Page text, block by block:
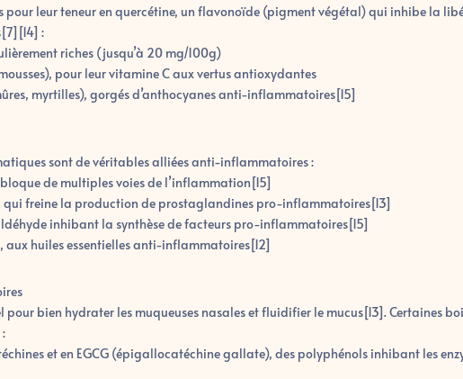
pour leur teneur en quercétine, un flavonoïde (pigment végétal) qui inhibe la
:
riches (jusqu’à 20 mg/100g)
pour leur vitamine C aux vertus antioxydantes
myrtilles), gorgés d’anthocyanes anti-inflammatoires[15]
sont de véritables alliées anti-inflammatoires :
de multiples voies de l’inflammation[15]
qui freine la production de prostaglandines pro-inflammatoires[13]
inhibant la synthèse de facteurs pro-inflammatoires[15]
aux huiles essentielles anti-inflammatoires[12]
pour bien hydrater les muqueuses nasales et fluidifier le mucus[13]. Certaines
et en EGCG (épigallocatéchine gallate), des polyphénols inhibant les